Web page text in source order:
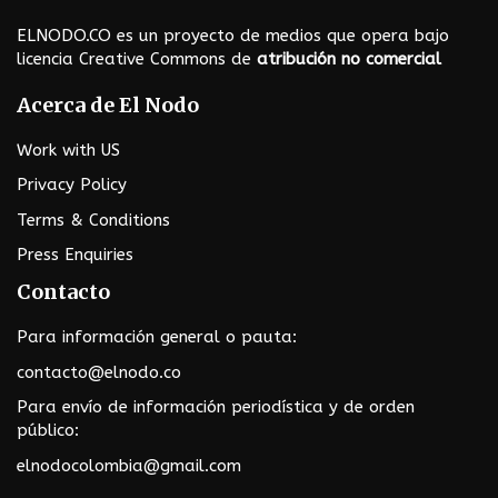
t
m
e
n
u
ELNODO.CO es un proyecto de medios que opera bajo
licencia Creative Commons de atribución no comercial
Acerca de El Nodo
Work with US
Privacy Policy
Terms & Conditions
Press Enquiries
Contacto
Para información general o pauta:
contacto@elnodo.co
Para envío de información periodística y de orden
público:
elnodocolombia@gmail.com